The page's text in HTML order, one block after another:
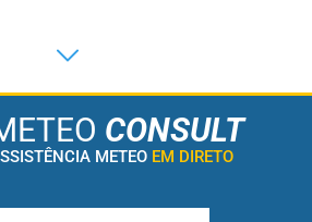
CONSULT
METEO EM DIRETO